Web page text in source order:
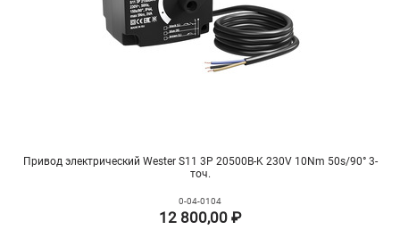
Привод электрический Wester S11 3P 20500B-K 230V 10Nm 50s/90° 3-
точ.
0-04-0104
12 800,00 ₽